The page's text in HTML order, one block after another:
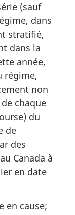
(sauf
dans
stratifié,
dans la
année,
régime,
non
chaque
du
de
des
Canada à
en date
en cause;